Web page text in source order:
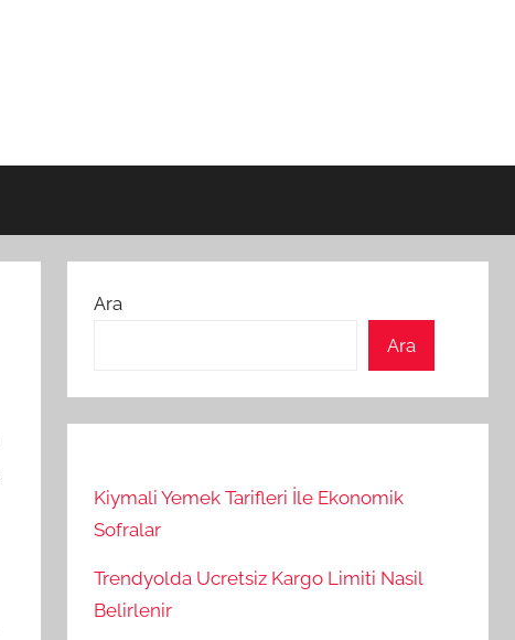
Ara
Ara
Kiymali Yemek Tarifleri İle Ekonomik
Sofralar
Trendyolda Ucretsiz Kargo Limiti Nasil
Belirlenir